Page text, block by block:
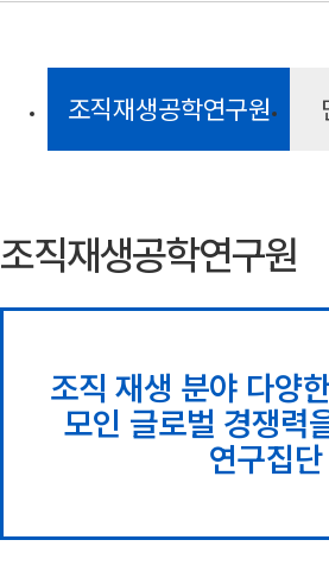
조직재생공학연구원
조직재생공학연구원
조직 재생 분야 다양
모인 글로벌 경쟁력
연구집단